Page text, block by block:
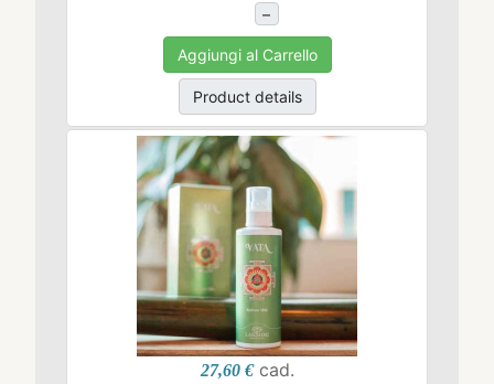
–
Aggiungi al Carrello
Product details
27,60 € cad.